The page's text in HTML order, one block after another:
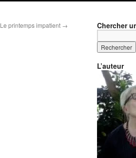
Le printemps impatient → Chercher
L’auteur